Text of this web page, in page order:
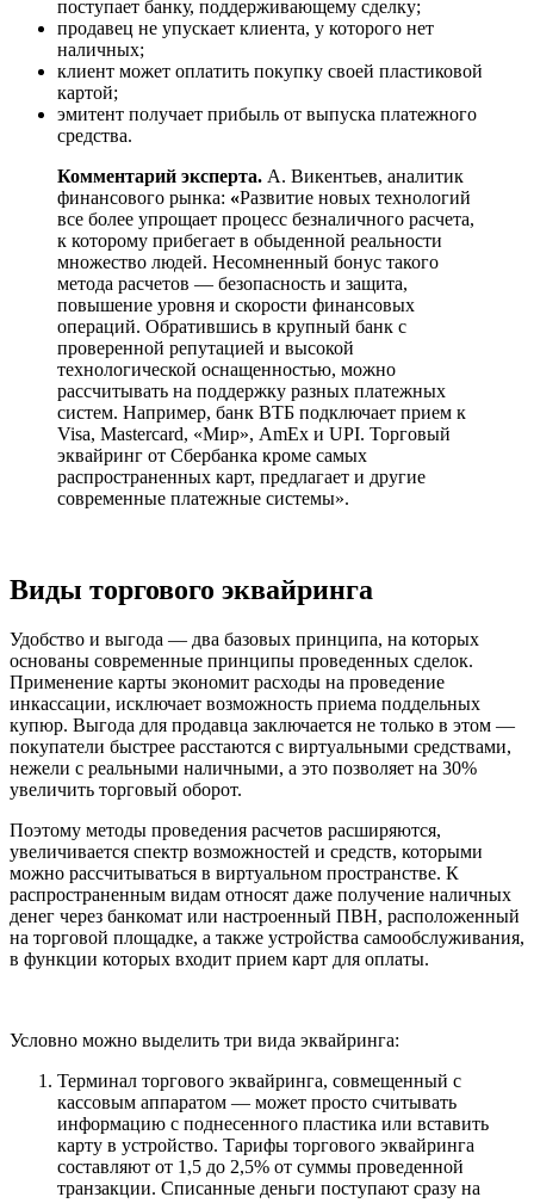
поступает банку, поддерживающему сделку;
продавец не упускает клиента, у которого нет
наличных;
клиент может оплатить покупку своей пластиковой
картой;
эмитент получает прибыль от выпуска платежного
средства.
Комментарий эксперта. А. Викентьев, аналитик
финансового рынка: «Развитие новых технологий
все более упрощает процесс безналичного расчета,
к которому прибегает в обыденной реальности
множество людей. Несомненный бонус такого
метода расчетов — безопасность и защита,
повышение уровня и скорости финансовых
операций. Обратившись в крупный банк с
проверенной репутацией и высокой
технологической оснащенностью, можно
рассчитывать на поддержку разных платежных
систем. Например, банк ВТБ подключает прием к
Visa, Mastercard, «Мир», AmEx и UPI. Торговый
эквайринг от Сбербанка кроме самых
распространенных карт, предлагает и другие
современные платежные системы».
Виды торгового эквайринга
Удобство и выгода — два базовых принципа, на которых
основаны современные принципы проведенных сделок.
Применение карты экономит расходы на проведение
инкассации, исключает возможность приема поддельных
купюр. Выгода для продавца заключается не только в этом —
покупатели быстрее расстаются с виртуальными средствами,
нежели с реальными наличными, а это позволяет на 30%
увеличить торговый оборот.
Поэтому методы проведения расчетов расширяются,
увеличивается спектр возможностей и средств, которыми
можно рассчитываться в виртуальном пространстве. К
распространенным видам относят даже получение наличных
денег через банкомат или настроенный ПВН, расположенный
на торговой площадке, а также устройства самообслуживания,
в функции которых входит прием карт для оплаты.
Условно можно выделить три вида эквайринга:
Терминал торгового эквайринга, совмещенный с
кассовым аппаратом — может просто считывать
информацию с поднесенного пластика или вставить
карту в устройство. Тарифы торгового эквайринга
составляют от 1,5 до 2,5% от суммы проведенной
транзакции. Списанные деньги поступают сразу на